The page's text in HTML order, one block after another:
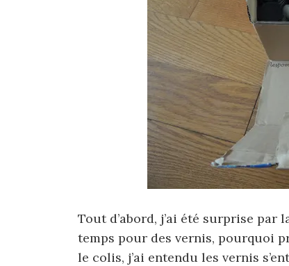
Tout d’abord, j’ai été surprise
temps pour des vernis, pourquoi
le colis, j’ai entendu les vernis